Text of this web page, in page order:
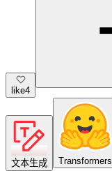
like4
文本生成 Transformers